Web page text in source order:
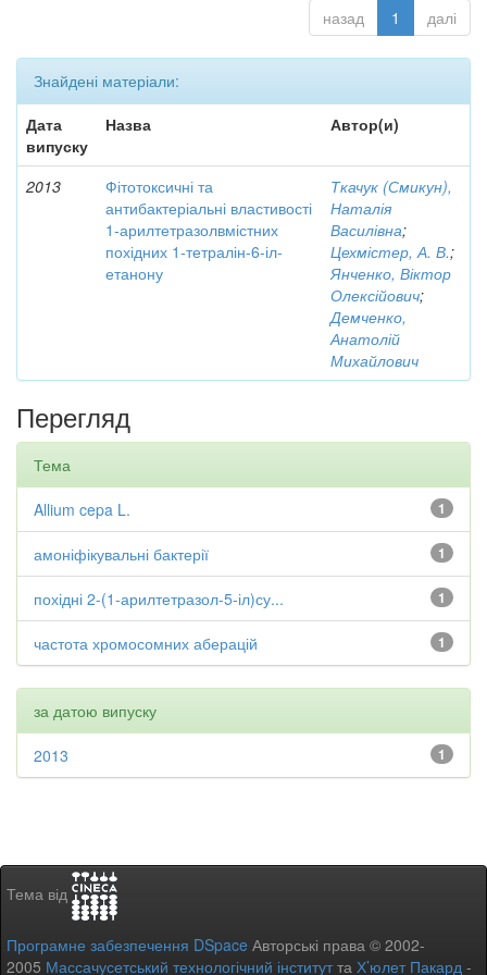
назад 1 далі
Знайдені матеріали:
Дата
випуску
Назва Автор(и)
2013
Фітотоксичні та
антибактеріальні властивості
1-арилтетразолвмістних
похідних 1-тетралін-6-іл-
етанону
Ткачук (Смикун),
Наталія
Василівна;
Цехмістер, А. В.;
Янченко, Віктор
Олексійович;
Демченко,
Анатолій
Михайлович
Перегляд
Тема
1
Allium cepa L.
1
амоніфікувальні бактерії
1
похідні 2-(1-арилтетразол-5-іл)су...
1
частота хромосомних аберацій
за датою випуску
1
2013
Тема від
Програмне забезпечення DSpace Авторські права © 2002-
2005 Массачусетський технологічний інститутта Х’юлет Пакард -